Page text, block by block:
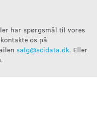
har spørgsmål til vores
os på
salg@scidata.dk. Eller